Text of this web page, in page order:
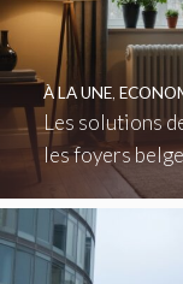
Les solutions
les foyers
À LA UNE,